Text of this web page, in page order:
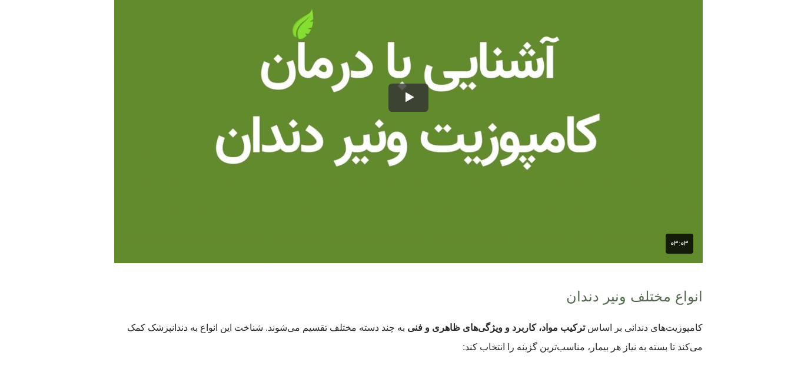
انواع مختلف ونیر دندان
کامپوزیت‌های دندانی بر اساسترکیب مواد، کاربرد و ویژگی‌های ظاهری و فنی به چند دسته مختلف تقسیم می‌شوند. شناخت این انواع به دندانپزشک کمک
می‌کند تا بسته به نیاز هر بیمار، مناسب‌ترین گزینه را انتخاب کند: